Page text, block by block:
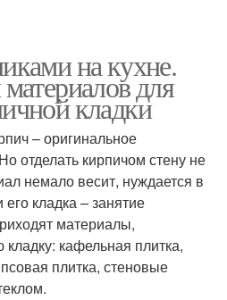
на кухне.
для
кладки
– оригинальное
отделать кирпичом стену не
немало весит, нуждается в
кладка – занятие
материалы,
кафельная плитка,
плитка, стеновые